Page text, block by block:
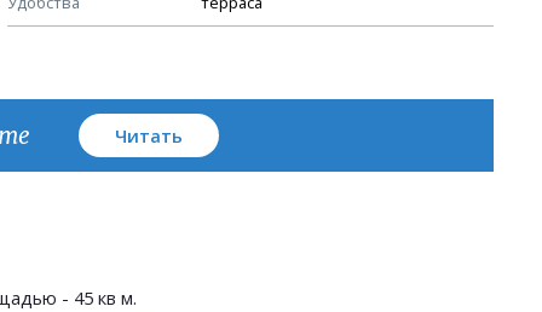
План кровли
Читать
- 45 кв м.